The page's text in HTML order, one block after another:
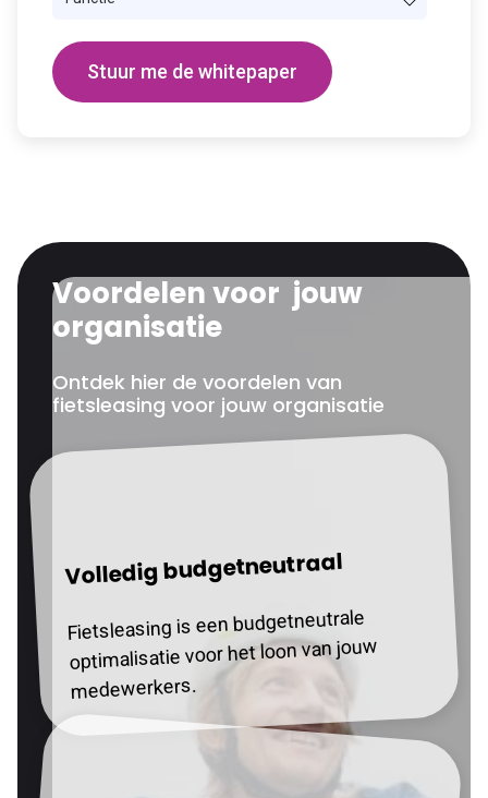
Voordelen voor jouw
organisatie
Ontdek hier de voordelen van
fietsleasing voor jouw organisatie
Volledig budgetneutraal
Fietsleasing is een budgetneutrale
optimalisatie voor het loon van jouw
medewerkers.